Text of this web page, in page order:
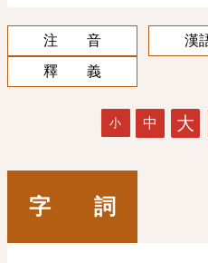
注 音
漢
釋 義
小 中 大
字 詞